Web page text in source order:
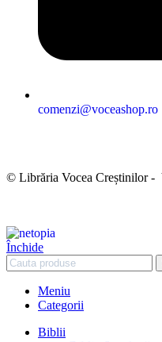
comenzi@voceashop.ro
© Librăria Vocea Creștinilor -
Închide
Meniu
Categorii
Biblii